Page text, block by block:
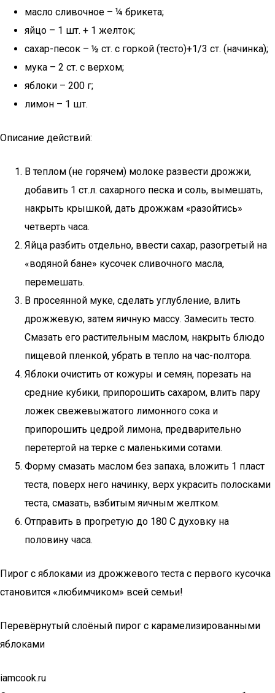
масло сливочное – ¼ брикета;
яйцо – 1 шт. + 1 желток;
сахар-песок – ½ ст. с горкой (тесто)+1/3 ст. (начинка);
мука – 2 ст. с верхом;
яблоки – 200 г;
лимон – 1 шт.
Описание действий:
В теплом (не горячем) молоке развести дрожжи,
добавить 1 ст.л. сахарного песка и соль, вымешать,
накрыть крышкой, дать дрожжам «разойтись»
четверть часа.
Яйца разбить отдельно, ввести сахар, разогретый на
«водяной бане» кусочек сливочного масла,
перемешать.
В просеянной муке, сделать углубление, влить
дрожжевую, затем яичную массу. Замесить тесто.
Смазать его растительным маслом, накрыть блюдо
пищевой пленкой, убрать в тепло на час-полтора.
Яблоки очистить от кожуры и семян, порезать на
средние кубики, припорошить сахаром, влить пару
ложек свежевыжатого лимонного сока и
припорошить цедрой лимона, предварительно
перетертой на терке с маленькими сотами.
Форму смазать маслом без запаха, вложить 1 пласт
теста, поверх него начинку, верх украсить полосками
теста, смазать, взбитым яичным желтком.
Отправить в прогретую до 180 С духовку на
половину часа.
Пирог с яблоками из дрожжевого теста с первого кусочка
становится «любимчиком» всей семьи!
Перевёрнутый слоёный пирог с карамелизированными
яблоками
iamcook.ru